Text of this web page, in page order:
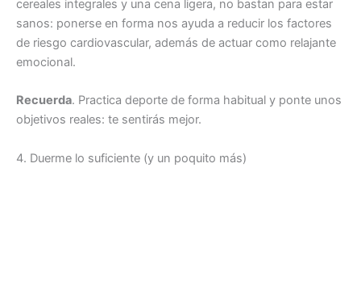
cereales integrales y una cena ligera, no bastan para estar
sanos: ponerse en forma nos ayuda a reducir los factores
de riesgo cardiovascular, además de actuar como relajante
emocional.
Recuerda. Practica deporte de forma habitual y ponte unos
objetivos reales: te sentirás mejor.
4. Duerme lo suficiente (y un poquito más)